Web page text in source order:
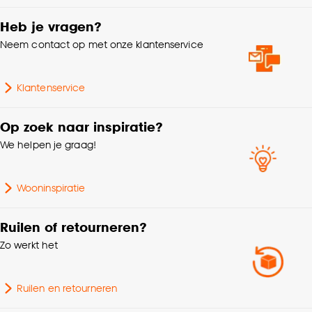
kan aanpassen, bekijk hiervoor onze
cookieverklaring
Garantietermijn 24 maanden
Kleurtint
Gewicht
Heb je vragen?
Neem contact op met onze klantenservice
Klantenservice
Op zoek naar inspiratie?
We helpen je graag!
Wooninspiratie
Ruilen of retourneren?
Zo werkt het
Ruilen en retourneren